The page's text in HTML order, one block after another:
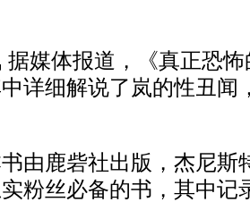
体报道，《真正恐怖
详细解说了岚的性丑闻
鹿砦社出版，杰尼斯
粉丝必备的书，其中记